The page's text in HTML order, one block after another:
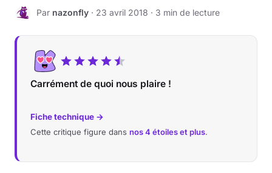
N Par nazonfly · 23 avril 2018 · 3 min de lecture
Carrément de quoi nous plaire !
Fiche technique →
Cette critique figure dans nos 4 étoiles et plus.